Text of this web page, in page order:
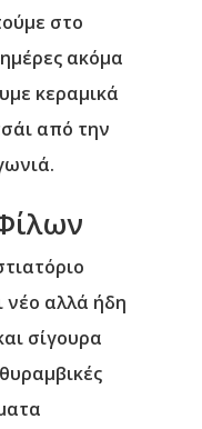
στο
ακόμα
κεραμικά
από την
νέο αλλά ήδη
σίγουρα